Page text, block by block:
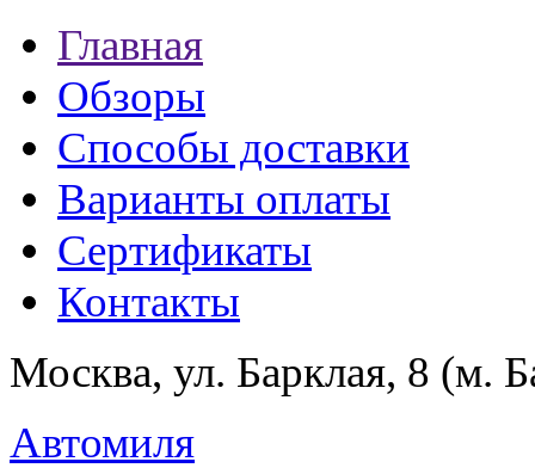
Главная
Обзоры
Способы доставки
Варианты оплаты
Сертификаты
Контакты
Москва, ул. Барклая, 8 (м.
Автомиля